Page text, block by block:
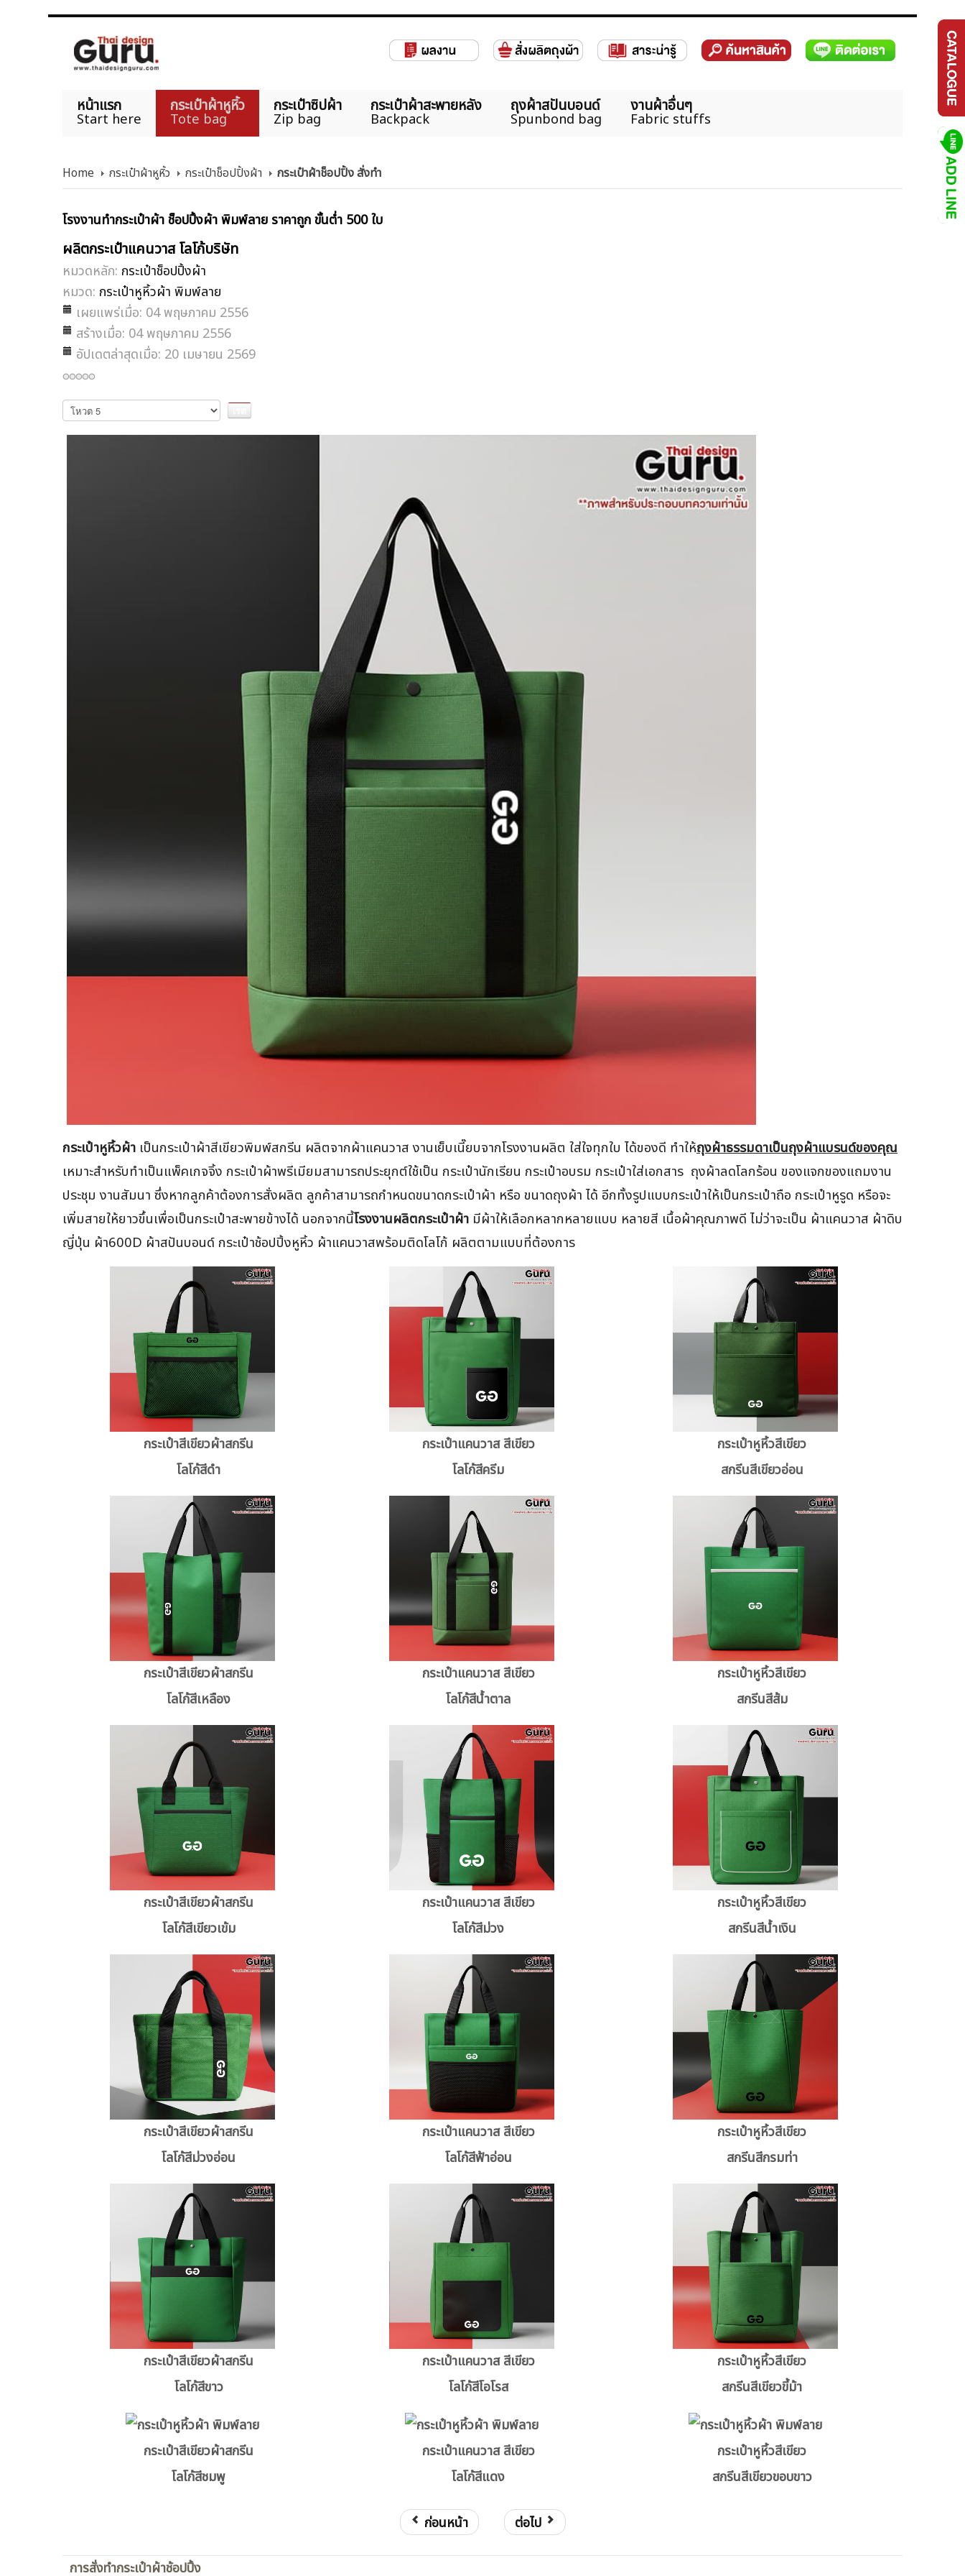
หน้าแรก
Start here
กระเป๋าผ้าหูหิ้ว
Tote bag
กระเป๋าซิปผ้า
Zip bag
กระเป๋าผ้าสะพายหลัง
Backpack
ถุงผ้าสปันบอนด์
Spunbond bag
งานผ้าอื่นๆ
Fabric stuffs
Home กระเป๋าผ้าหูหิ้ว กระเป๋าช็อปปิ้งผ้า กระเป๋าผ้าช็อปปิ้ง สั่งทำ
โรงงานทำกระเป๋าผ้า ช็อปปิ้งผ้า พิมพ์ลาย ราคาถูก ขั้นต่ำ 500 ใบ
ผลิตกระเป๋าแคนวาส โลโก้บริษัท
หมวดหลัก: กระเป๋าช็อปปิ้งผ้า
หมวด: กระเป๋าหูหิ้วผ้า พิมพ์ลาย
เผยแพร่เมื่อ: 04 พฤษภาคม 2556
สร้างเมื่อ: 04 พฤษภาคม 2556
อัปเดตล่าสุดเมื่อ: 20 เมษายน 2569
กรุณา
ให้
คะแนน
กระเป๋าหูหิ้วผ้า เป็นกระเป๋าผ้าสีเขียวพิมพ์สกรีน ผลิตจากผ้าแคนวาส งานเย็บเนี๊ยบจากโรงงานผลิต ใส่ใจทุกใบ ได้ของดี ทำให้ถุงผ้าธรรมดาเป็นถุงผ้าแบรนด์ของคุณ
เหมาะสำหรับทำเป็นแพ็คเกจจิ้ง กระเป๋าผ้าพรีเมียมสามารถประยุกต์ใช้เป็น กระเป๋านักเรียน กระเป๋าอบรม กระเป๋าใส่เอกสาร ถุงผ้าลดโลกร้อน ของแจกของแถมงาน
ประชุม งานสัมนา ซึ่งหากลูกค้าต้องการสั่งผลิต ลูกค้าสามารถกำหนดขนาดกระเป๋าผ้า หรือ ขนาดถุงผ้า ได้ อีกทั้งรูปแบบกระเป๋าให้เป็นกระเป๋าถือ กระเป๋าหูรูด หรือจะ
เพิ่มสายให้ยาวขึ้นเพื่อเป็นกระเป๋าสะพายข้างได้ นอกจากนี้โรงงานผลิตกระเป๋าผ้า มีผ้าให้เลือกหลากหลายแบบ หลายสี เนื้อผ้าคุณภาพดี ไม่ว่าจะเป็น ผ้าแคนวาส ผ้าดิบ
ญี่ปุ่น ผ้า600D ผ้าสปันบอนด์ กระเป๋าช้อปปิ้งหูหิ้ว ผ้าแคนวาสพร้อมติดโลโก้ ผลิตตามแบบที่ต้องการ
กระเป๋าสีเขียวผ้าสกรีน
โลโก้สีดำ
กระเป๋าแคนวาส สีเขียว
โลโก้สีครีม
กระเป๋าหูหิ้วสีเขียว
สกรีนสีเขียวอ่อน
กระเป๋าสีเขียวผ้าสกรีน
โลโก้สีเหลือง
กระเป๋าแคนวาส สีเขียว
โลโก้สีน้ำตาล
กระเป๋าหูหิ้วสีเขียว
สกรีนสีส้ม
กระเป๋าสีเขียวผ้าสกรีน
โลโก้สีเขียวเข้ม
กระเป๋าแคนวาส สีเขียว
โลโก้สีม่วง
กระเป๋าหูหิ้วสีเขียว
สกรีนสีน้ำเงิน
กระเป๋าสีเขียวผ้าสกรีน
โลโก้สีม่วงอ่อน
กระเป๋าแคนวาส สีเขียว
โลโก้สีฟ้าอ่อน
กระเป๋าหูหิ้วสีเขียว
สกรีนสีกรมท่า
กระเป๋าสีเขียวผ้าสกรีน
โลโก้สีขาว
กระเป๋าแคนวาส สีเขียว
โลโก้สีโอโรส
กระเป๋าหูหิ้วสีเขียว
สกรีนสีเขียวขี้ม้า
กระเป๋าสีเขียวผ้าสกรีน
โลโก้สีชมพู
กระเป๋าแคนวาส สีเขียว
โลโก้สีแดง
กระเป๋าหูหิ้วสีเขียว
สกรีนสีเขียวขอบขาว
ก่อนหน้า ต่อไป
การสั่งทำกระเป๋าผ้าช้อปปิ้ง